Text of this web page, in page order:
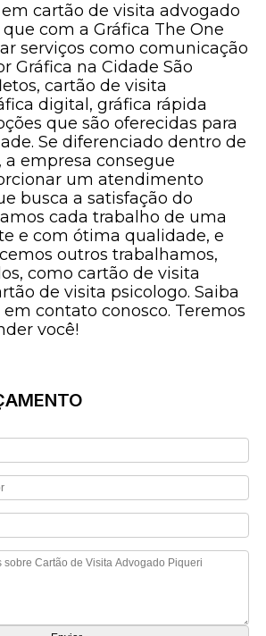
cartão de visita advogado
com a Gráfica The One
serviços como comunicação
Gráfica na Cidade São
cartão de visita
digital, gráfica rápida
que são oferecidas para
Se diferenciado dentro de
a empresa consegue
um atendimento
busca a satisfação do
cada trabalho de uma
e com ótima qualidade, e
outros trabalhamos,
como cartão de visita
de visita psicologo. Saiba
contato conosco. Teremos
você!